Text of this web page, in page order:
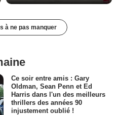
à ne pas manquer
Ce soir entre amis : Gary
Oldman, Sean Penn et Ed
Harris dans l'un des meilleurs
thrillers des années 90
injustement oublié !